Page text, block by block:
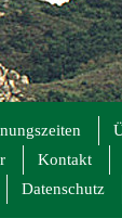
Kontakt
Datenschutz